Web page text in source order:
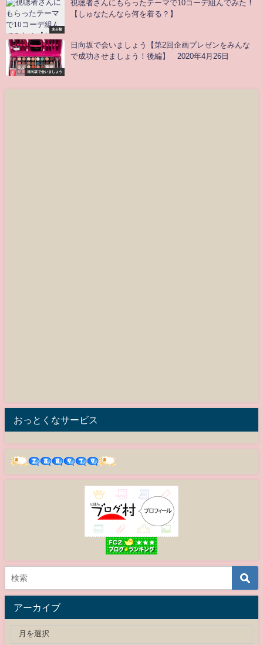
未分類
視聴者さんにもらったテーマで10コーデ組んでみた！
【しゅなたんなら何を着る？】
日向坂で会いましょう
日向坂で会いましょう【第2回企画プレゼンをみんな
で成功させましょう！後編】 2020年4月26日
おっとくなサービス
アーカイブ